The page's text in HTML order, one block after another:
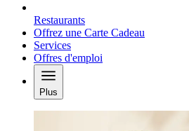
Restaurants
Offrez une Carte Cadeau
Services
Offres d'emploi
Plus